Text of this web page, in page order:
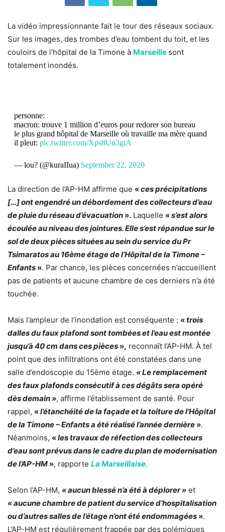
La vidéo impressionnante fait le tour des réseaux sociaux.
Sur les images, des trombes d’eau tombent du toit, et les
couloirs de l’hôpital de la Timone à Marseille sont
totalement inondés.
personne:
macron: trouve 1 million d’euros pour redorer son bureau
le plus grand hôpital de Marseille où travaille ma mère quand
il pleut: pic.twitter.com/Xps8Un3giA
— lou? (@kuraIIua) September 22, 2020
La direction de l’AP-HM affirme que «ces précipitations
[…] ont engendré un débordement des collecteurs d’eau
de pluie du réseau d’évacuation ». Laquelle «s’est alors
écoulée au niveau des jointures. Elle s’est répandue sur le
sol de deux pièces situées au sein du service du Pr
Tsimaratos au 16ème étage de l’Hôpital de la Timone –
Enfants ». Par chance, les pièces concernées n’accueillent
pas de patients et aucune chambre de ces derniers n’a été
touchée.
Mais l’ampleur de l’inondation est conséquente : «trois
dalles du faux plafond sont tombées et l’eau est montée
jusqu’à 40 cm dans ces pièces », reconnaît l’AP-HM. À tel
point que des infiltrations ont été constatées dans une
salle d’endoscopie du 15ème étage. « Le remplacement
des faux plafonds consécutif à ces dégâts sera opéré
dès demain », affirme l’établissement de santé. Pour
rappel, «l’étanchéité de la façade et la toiture de l’Hôpital
de la Timone – Enfants a été réalisé l’année dernière ».
Néanmoins, «les travaux de réfection des collecteurs
d’eau sont prévus dans le cadre du plan de modernisation
de l’AP-HM », rapporte La Marseillaise.
Selon l’AP-HM, « aucun blessé n’a été à déplorer » et
« aucune chambre de patient du service d’hospitalisation
ou d’autres salles de l’étage n’ont été endommagées ».
L’AP-HM est régulièrement frappée par des polémiques